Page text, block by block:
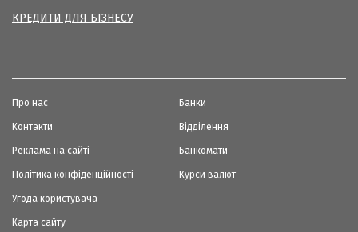
КРЕДИТИ ДЛЯ БІЗНЕСУ
Про нас
Контакти
Реклама на сайті
Політика конфіденційності
Угода користувача
Карта сайту
Банки
Відділення
Банкомати
Курси валют